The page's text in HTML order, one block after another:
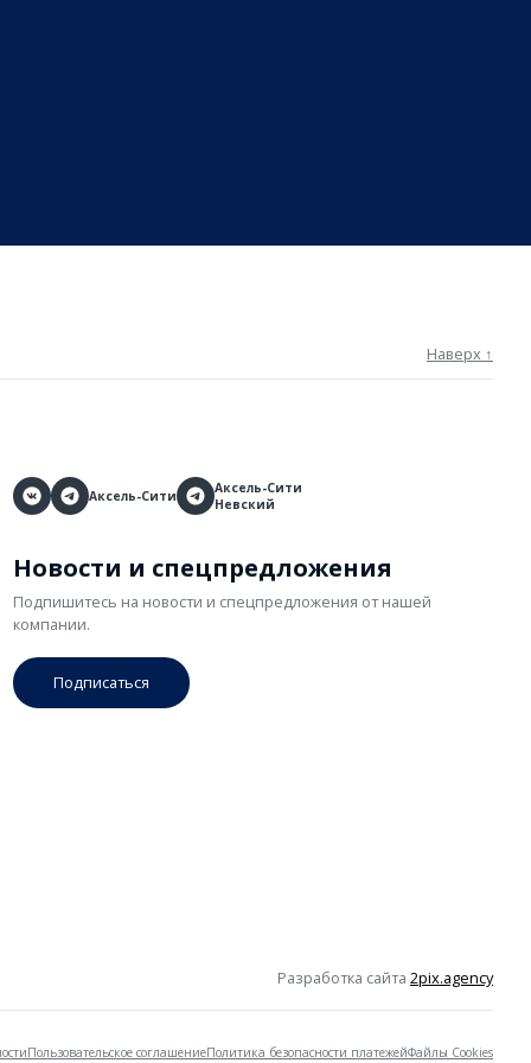
Наверх ↑
Аксель-Сити
Аксель-Сити
Невский
Новости и спецпредложения
Подпишитесь на новости и спецпредложения от нашей
компании.
Подписаться
Разработка сайта 2pix.agency
Пользовательское соглашениеПолитика безопасности платежейФайлы Cookies